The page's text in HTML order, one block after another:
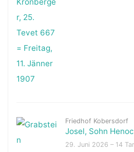
Friedhof Kobersdorf
Josel, Sohn
29. Juni 2026 – 14